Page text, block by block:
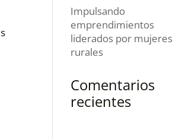
Impulsando
emprendimientos
liderados por mujeres
rurales
Comentarios
recientes